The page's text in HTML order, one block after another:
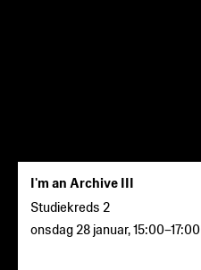
I'm an Archive III
Studiekreds 2
onsdag 28 januar,15:00–17:00